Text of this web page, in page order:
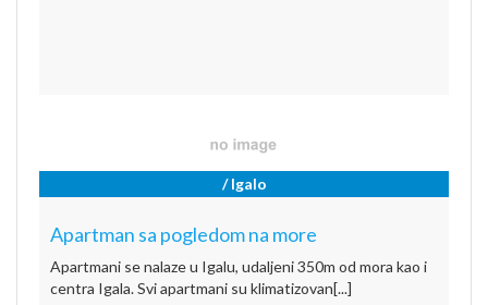
/ Igalo
Apartman sa pogledom na more
Apartmani se nalaze u Igalu, udaljeni 350m od mora kao i
centra Igala. Svi apartmani su klimatizovan[...]